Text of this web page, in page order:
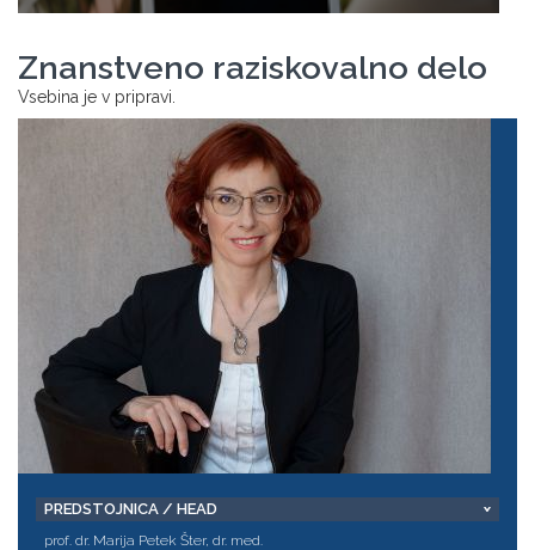
Znanstveno raziskovalno delo
Vsebina je v pripravi.
PREDSTOJNICA / HEAD
prof. dr. Marija Petek Šter, dr. med.